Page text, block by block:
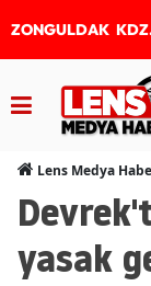
ZONGULDAK
Lens Medya
yasak